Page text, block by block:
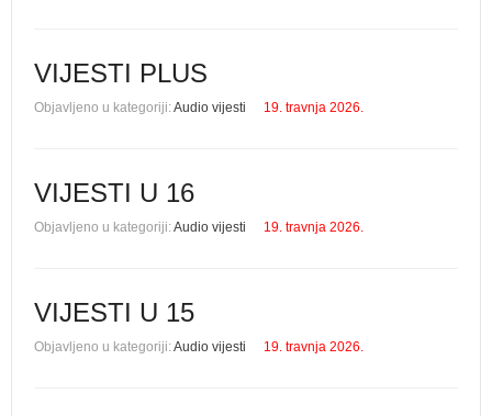
VIJESTI PLUS
Objavljeno u kategoriji:Audio vijesti 19. travnja 2026.
VIJESTI U 16
Objavljeno u kategoriji:Audio vijesti 19. travnja 2026.
VIJESTI U 15
Objavljeno u kategoriji:Audio vijesti 19. travnja 2026.